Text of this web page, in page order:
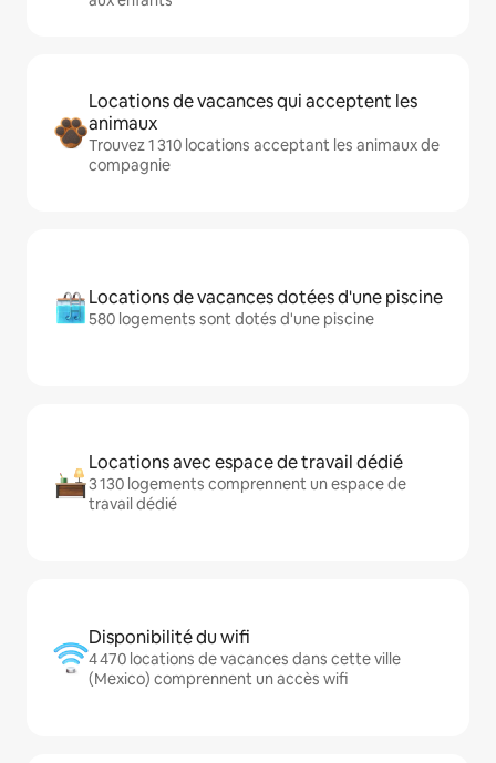
Locations de vacances qui acceptent les
animaux
Trouvez 1 310 locations acceptant les animaux de
compagnie
Locations de vacances dotées d'une piscine
580 logements sont dotés d'une piscine
Locations avec espace de travail dédié
3 130 logements comprennent un espace de
travail dédié
Disponibilité du wifi
4 470 locations de vacances dans cette ville
(Mexico) comprennent un accès wifi